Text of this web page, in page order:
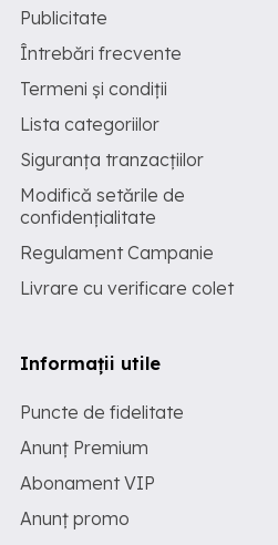
Publicitate
Întrebări frecvente
Termeni și condiții
Lista categoriilor
Siguranța tranzacțiilor
Modifică setările de
confidențialitate
Regulament Campanie
Livrare cu verificare colet
Informații utile
Puncte de fidelitate
Anunț Premium
Abonament VIP
Anunț promo